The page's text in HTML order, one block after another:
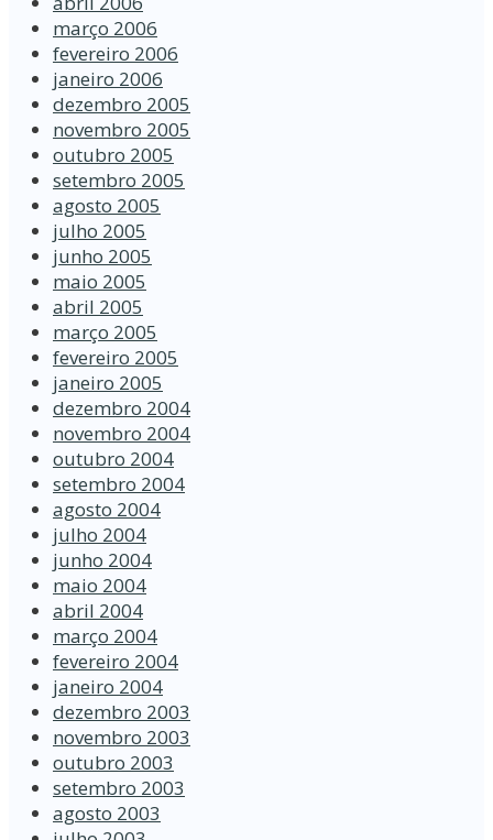
março 2006
fevereiro 2006
janeiro 2006
dezembro 2005
novembro 2005
outubro 2005
setembro 2005
agosto 2005
julho 2005
junho 2005
maio 2005
abril 2005
março 2005
fevereiro 2005
janeiro 2005
dezembro 2004
novembro 2004
outubro 2004
setembro 2004
agosto 2004
julho 2004
junho 2004
maio 2004
abril 2004
março 2004
fevereiro 2004
janeiro 2004
dezembro 2003
novembro 2003
outubro 2003
setembro 2003
agosto 2003